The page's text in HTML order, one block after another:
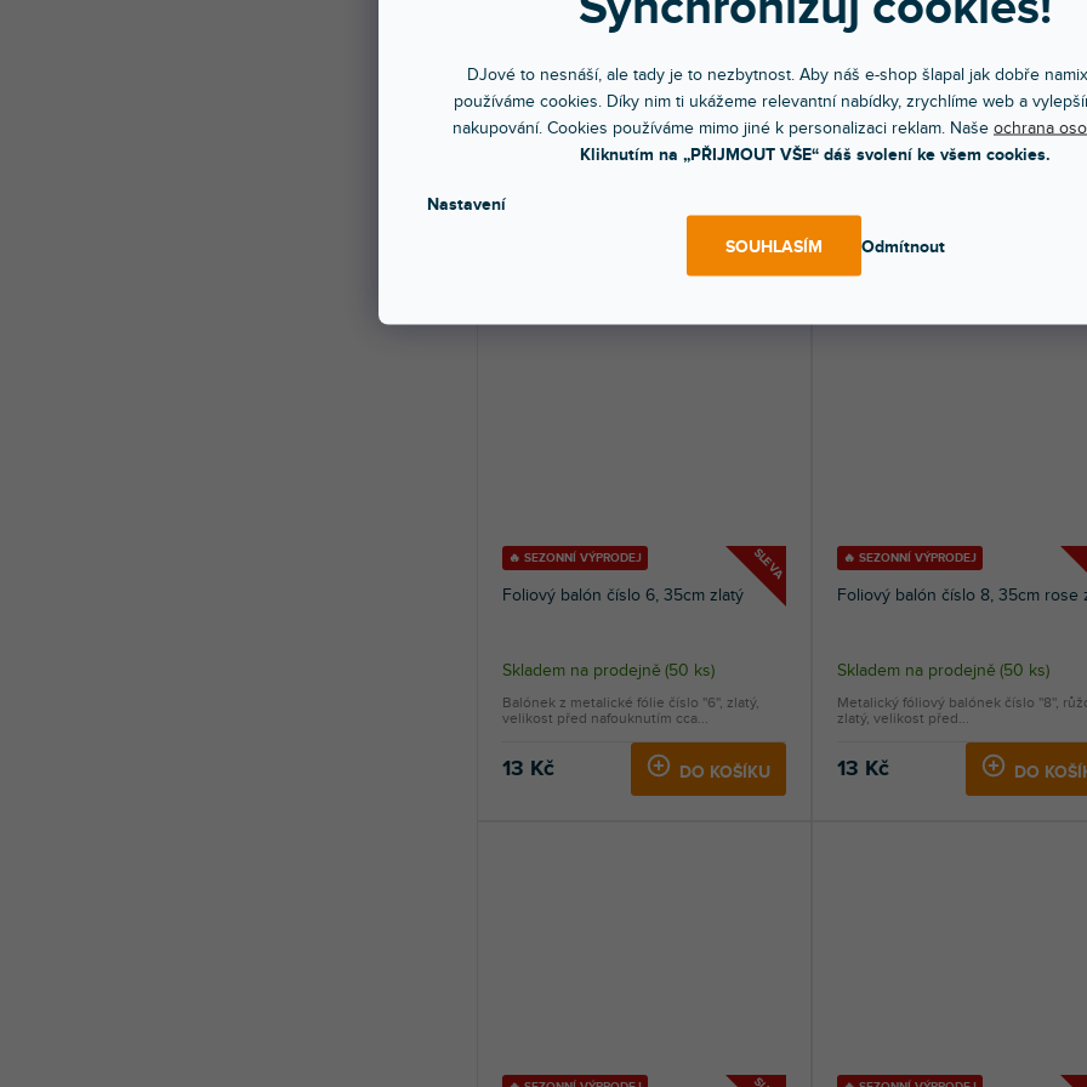
DJové to nesnáší, ale tady je to nezbytnost. Aby náš e-shop šlapal jak dobře
používáme cookies. Díky nim ti ukážeme relevantní nabídky, zrychlíme web a
nakupování. Cookies používáme mimo jiné k personalizaci reklam. Naše ochrana
Kliknutím na „PŘIJMOUT VŠE“ dáš svolení ke všem cookies.
Nastavení
Odmítnout
SOUHLASÍM
SLEVA
🔥 SEZONNÍ VÝPRODEJ
Foliový balón číslo 3, 35cm rose zlatý
Skladem na prodejně 50 ks
DO KOŠÍKU
🔥 SEZONNÍ VÝPRODEJ
Foliový balón číslo 5, 35cm
Skladem na prodejně(50 ks)
13 Kč
SLEVA
🔥 SEZONNÍ VÝPRODEJ
Foliový balón číslo 6, 35cm zlatý
Skladem na prodejně (50 ks)
13 Kč DO KOŠÍKU
Balónek z metalické fólie číslo ''6'', zlatý,
velikost před nafouknutím cca...
🔥 SEZONNÍ VÝPRODEJ
Foliový balón číslo 8, 35cm rose
Skladem na prodejně (50 ks)
13 Kč DO
Metalický fóliový balónek číslo ''8'',
zlatý, velikost před...